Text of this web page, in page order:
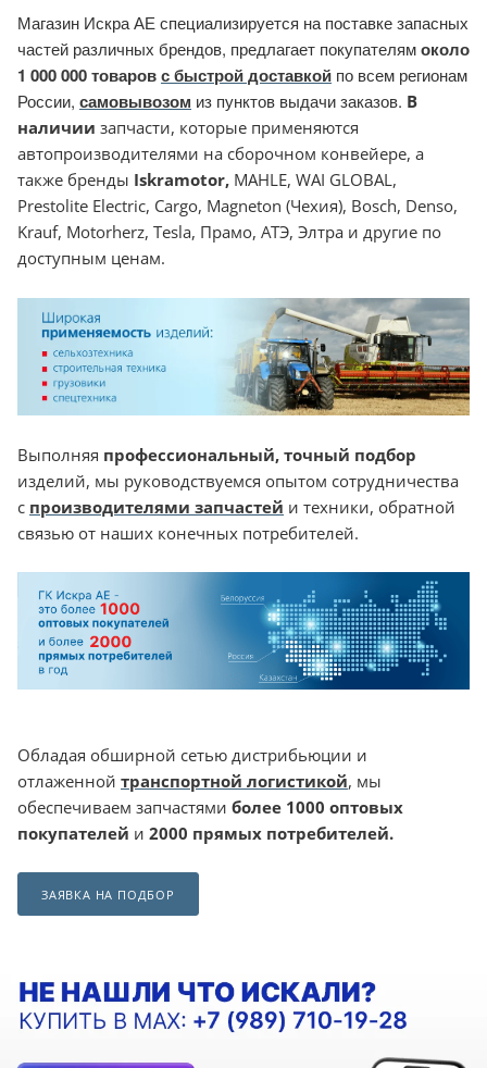
Магазин Искра АЕ специализируется на поставке запасных
частей различных брендов, предлагает покупателямоколо
1 000 000 товаровс быстрой доставкой по всем регионам
России, самовывозом из пунктов выдачи заказов. В
наличии запчасти, которые применяются
автопроизводителями на сборочном конвейере, а
также бренды Iskramotor, MAHLE, WAI GLOBAL,
Prestolite Electric, Cargo, Magneton (Чехия), Bosch, Denso,
Krauf, Motorherz, Tesla, Прамо, АТЭ, Элтра и другие по
доступным ценам.
Выполняя профессиональный, точный подбор
изделий, мы руководствуемся опытом сотрудничества
с производителями запчастей и техники, обратной
связью от наших конечных потребителей.
Обладая обширной сетью дистрибьюции и
отлаженной транспортной логистикой, мы
обеспечиваем запчастями более 1000 оптовых
покупателей и 2000 прямых потребителей.
ЗАЯВКА НА ПОДБОР